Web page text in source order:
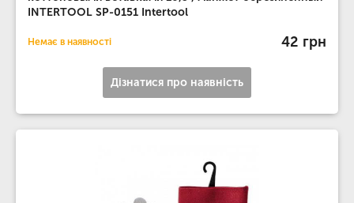
INTERTOOL SP-0151 Intertool
Немає в наявності 42 грн
Дізнатися про наявність